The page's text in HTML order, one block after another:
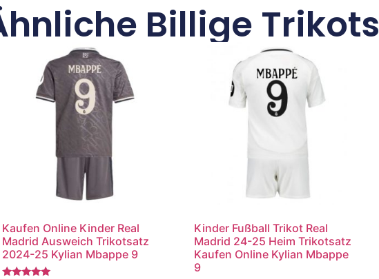
Billige Trikots
Kaufen Online Kinder Real
Madrid Ausweich Trikotsatz
2024-25 Kylian Mbappe 9
Kinder Fußball Trikot Real
Madrid 24-25 Heim Trikotsatz
Kaufen Online Kylian Mbappe
9